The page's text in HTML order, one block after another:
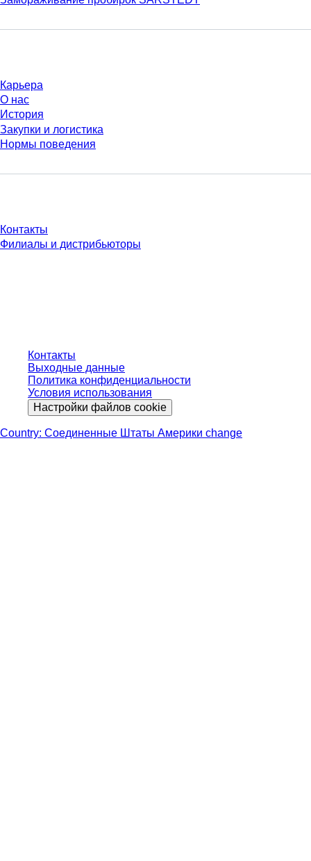
Карьера
О нас
История
Закупки и логистика
Нормы поведения
Контакты
Филиалы и дистрибьюторы
Контакты
Выходные данные
Политика конфиденциальности
Условия использования
Настройки файлов cookie
Country: Соединенные Штаты Америки change